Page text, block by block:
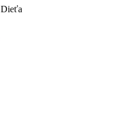
Dieťa